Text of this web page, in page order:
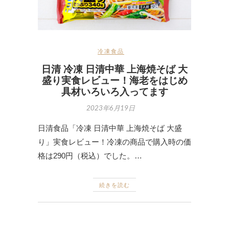
冷凍食品
日清 冷凍 日清中華 上海焼そば 大
盛り実食レビュー！海老をはじめ
具材いろいろ入ってます
2023年6月19日
日清食品「冷凍 日清中華 上海焼そば 大盛
り」実食レビュー！冷凍の商品で購入時の価
格は290円（税込）でした。…
続きを読む